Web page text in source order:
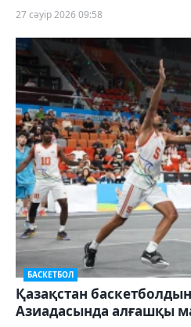
27 сәуір 2026 09:58
БАСКЕТБОЛ
Қазақстан
Азиадасында алғашқы